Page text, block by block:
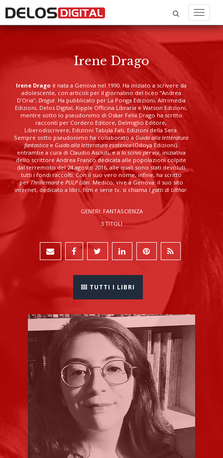
Menu
Irene Drago
Irene Drago è nata a Genova nel 1990. Ha iniziato a scrivere da
adolescente, con articoli per il giornalino del liceo “Andrea
D’Oria”, Dragut. Ha pubblicato per La Ponga Edizioni, Altrimedia
Edizioni, Delos Digital, Kipple Officina Libraria e Watson Edizioni,
mentre sotto lo pseudonimo di Oskar Felix Drago ha scritto
racconti per Cordero Editore, Delmiglio Editore,
Liberodiscrivere, Edizioni Tabula Fati, Edizioni della Sera.
Sempre sotto pseudonimo ha collaborato a Guida alla letteratura
fantasticae Guida alla letteratura esoterica(Odoya Edizioni),
entrambe a cura di Claudio Asciuti, e aIo scrivo per voi, iniziativa
dello scrittore Andrea Franco dedicata alle popolazioni colpite
dal terremoto del 24 agosto 2016, alle quali sono stati devoluti
tutti i fondi raccolti. Con il suo vero nome, infine, ha scritto
perThrillernorde PULP Libri. Medico, vive a Genova: il suo sito
internet, dedicato a libri, film e serie tv, si chiama I gatti di Ulthar.
GENERI: FANTASCIENZA
3 TITOLI
TUTTI I LIBRI